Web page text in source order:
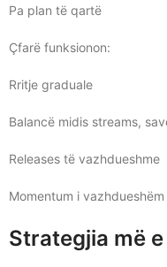
Pa plan të qartë
Çfarë funksionon:
Rritje graduale
Balancë midis streams,
Releases të vazhdueshme
Momentum i vazhdueshëm
Strategjia më